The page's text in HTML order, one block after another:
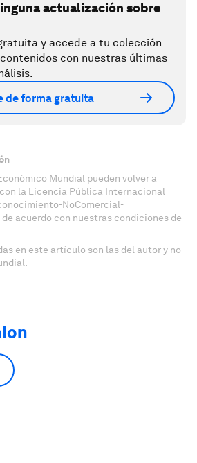
actualización sobre
y accede a tu colección
con nuestras últimas
de forma gratuita
Mundial pueden volver a
la Licencia Pública Internacional
NoComercial-
acuerdo con nuestras condiciones de
en este artículo son las del autor y no